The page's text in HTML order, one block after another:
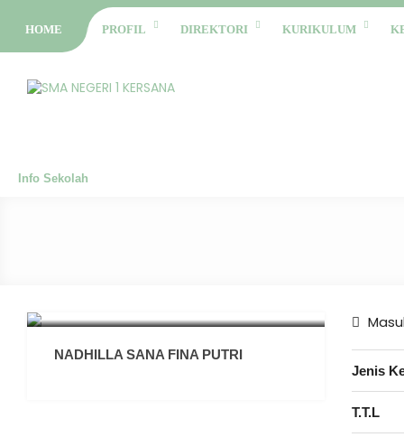
HOME PROFIL DIREKTORI KURIKULUM
Info Sekolah
NADHILLA SANA FINA PUTRI
Jenis
T.T.L